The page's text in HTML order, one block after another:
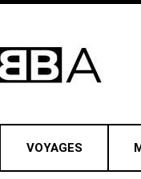
VOYAGES